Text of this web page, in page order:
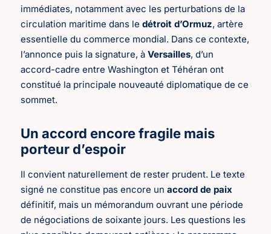
immédiates, notamment avec les perturbations de la
circulation maritime dans ledétroit d’Ormuz, artère
essentielle du commerce mondial. Dans ce contexte,
l’annonce puis la signature, àVersailles, d’un
accord-cadre entre Washington et Téhéran ont
constitué la principale nouveauté diplomatique de ce
sommet.
Un accord encore fragile mais
porteur d’espoir
Il convient naturellement de rester prudent. Le texte
signé ne constitue pas encore unaccord de paix
définitif, mais un mémorandum ouvrant une période
de négociations de soixante jours. Les questions les